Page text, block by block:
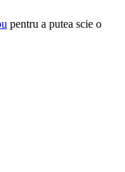
pentru a putea scie o